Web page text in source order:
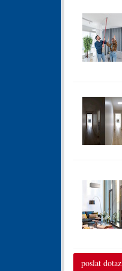
poslat dotaz